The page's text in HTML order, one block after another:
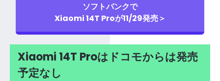
ソフトバンクで
Xiaomi 14T Proが11/29発売＞
Xiaomi 14T Proはドコモからは発売
予定なし